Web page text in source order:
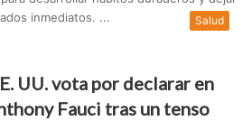
inmediatos. ...
Salud
UU. vota por declarar en
Fauci tras un tenso